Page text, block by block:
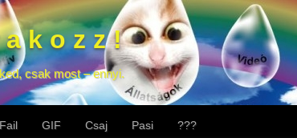
k o z z !
csak most – ennyi.
Fail GIF Csaj Pasi ???